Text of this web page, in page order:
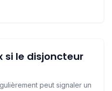
si le disjoncteur
peut signaler un